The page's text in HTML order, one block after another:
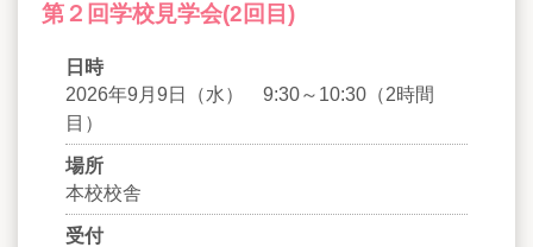
第２回学校見学会(2回目)
日時
2026年9月9日（水） 9:30～10:30（2時間
目）
場所
本校校舎
受付